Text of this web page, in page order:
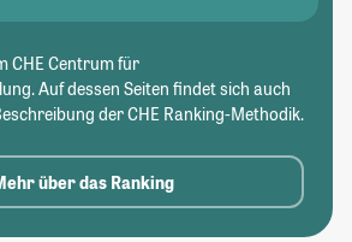
CHE Centrum für
Auf dessen Seiten findet sich auch
der CHE Ranking-Methodik.
über das Ranking